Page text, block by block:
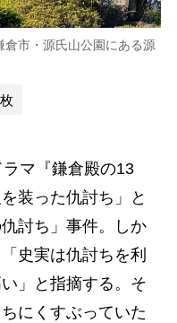
市・源氏山公園にある源
マ『鎌倉殿の13
装った仇討ち」と
討ち」事件。しか
史実は仇討ちを利
」と指摘する。そ
にくすぶっていた